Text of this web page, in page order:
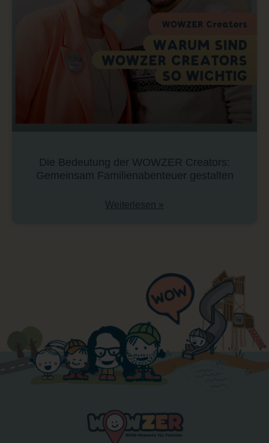
Die Bedeutung der WOWZER Creators:
Gemeinsam Familienabenteuer gestalten
Weiterlesen »